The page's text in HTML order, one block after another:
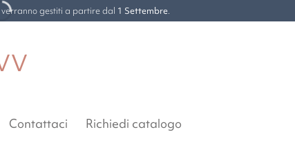
verranno gestiti a partire dal 1 Settembre.
Contattaci Richiedi catalogo